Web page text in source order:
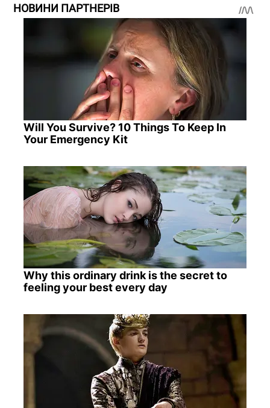
НОВИНИ ПАРТНЕРІВ
Will You Survive? 10 Things To Keep In
Your Emergency Kit
Why this ordinary drink is the secret to
feeling your best every day